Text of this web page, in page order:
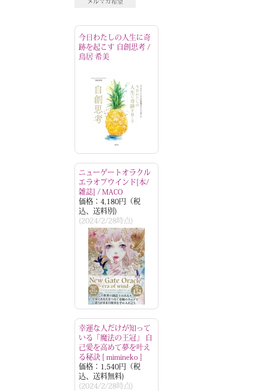
今日わたしの人生に奇
跡を起こす 自創思考 /
鳥居 希美
ニューゲートオラクル
エラオブウインド[本/
雑誌] / MACO
価格：4,180円（税
込、送料別)
(2024/2/28時点)
幸運な人だけが知って
いる「魔法の王冠」 自
己愛を高めて夢を叶え
る秘訣 [ mimineko ]
価格：1,540円（税
込、送料無料)
(2024/2/28時点)